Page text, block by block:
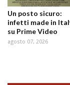
Un posto sicuro:
infetti made in
su Prime Video
agosto 07, 2026